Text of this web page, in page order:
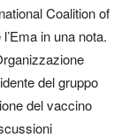
Coalition of
in una nota.
del gruppo
del vaccino